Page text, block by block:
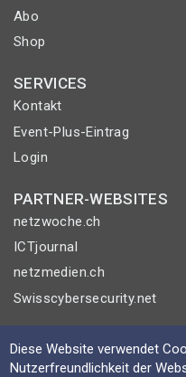
Abo
Shop
SERVICES
Kontakt
Event-Plus-Eintrag
Login
PARTNER-WEBSITES
netzwoche.ch
ICTjournal
netzmedien.ch
Swisscybersecurity.net
© NETZMEDIEN AG
Impressum
Diese Website verwendet
Nutzerfreundlichkeit der